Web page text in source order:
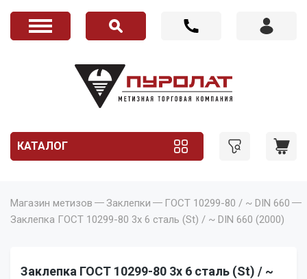
КАТАЛОГ
Магазин метизов Заклепки
ГОСТ 10299-80 / ~ DIN 660
Заклепка ГОСТ 10299-80 3x 6 сталь (St) / ~ DIN 660 (2000)
Заклепка ГОСТ 10299-80 3x 6 сталь (St) / ~